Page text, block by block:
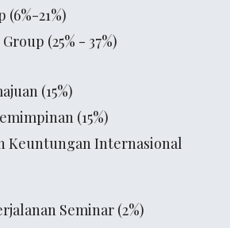
(6%-21%)
(25% - 37%)
(15%)
(15%)
Keuntungan Internasional
Seminar (2%)